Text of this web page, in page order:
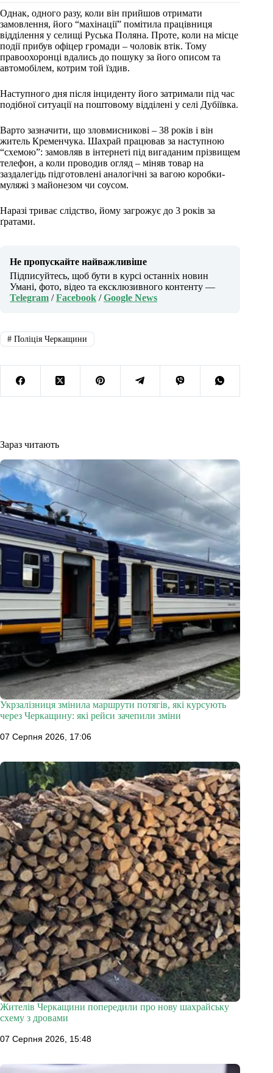
Однак, одного разу, коли він прийшов отримати
замовлення, його “махінації” помітила працівниця
відділення у селищі Руська Поляна. Проте, коли на місце
події прибув офіцер громади – чоловік втік. Тому
правоохоронці вдались до пошуку за його описом та
автомобілем, котрим той їздив.
Наступного дня після інциденту його затримали під час
подібної ситуації на поштовому відділені у селі Дубіївка.
Варто зазначити, що зловмисникові – 38 років і він
житель Кременчука. Шахрай працював за наступною
“схемою”: замовляв в інтернеті під вигаданим прізвищем
телефон, а коли проводив огляд – міняв товар на
заздалегідь підготовлені аналогічні за вагою коробки-
муляжі з майонезом чи соусом.
Наразі триває слідство, йому загрожує до 3 років за
ґратами.
Не пропускайте найважливіше
Підписуйтесь, щоб бути в курсі останніх новин
Умані, фото, відео та ексклюзивного контенту —
Telegram /Facebook /Google News
#Поліція Черкащини
Зараз читають
Укрзалізниця змінила маршрути потягів, які курсують
через Черкащину: які рейси зачепили зміни
07 Серпня 2026, 17:06
Жителів Черкащини попередили про нову шахрайську
схему з дровами
07 Серпня 2026, 15:48